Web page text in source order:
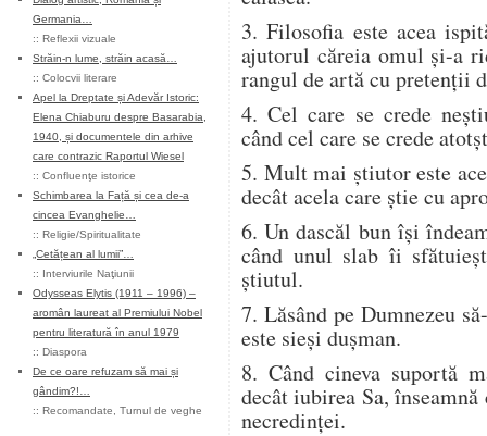
Germania…
:: Reflexii vizuale
Străin-n lume, străin acasă…
:: Colocvii literare
Apel la Dreptate și Adevăr Istoric:
Elena Chiaburu despre Basarabia,
1940, și documentele din arhive
care contrazic Raportul Wiesel
:: Confluenţe istorice
Schimbarea la Față și cea de-a
cincea Evanghelie…
:: Religie/Spiritualitate
„Cetățean al lumii”…
:: Interviurile Naţiunii
Odysseas Elytis (1911 – 1996) –
aromân laureat al Premiului Nobel
pentru literatură în anul 1979
:: Diaspora
De ce oare refuzam să mai și
gândim?!…
:: Recomandate Turnul de veghe
3. Filosofia este acea
ajutorul căreia omul şi-a
rangul de artă cu pretenţii
4. Cel care se crede
când cel care se crede
5. Mult mai ştiutor este
decât acela care ştie cu
6. Un dascăl bun îşi
când unul slab îi
ştiutul.
7. Lăsând pe Dumnezeu
este sieşi duşman.
8. Când cineva suportă
decât iubirea Sa,
necredinţei.